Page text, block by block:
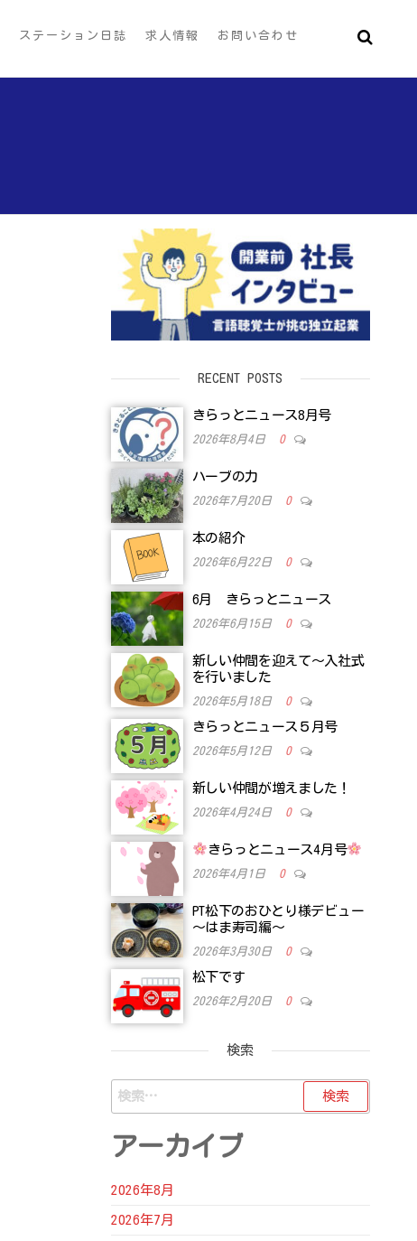
ステーション日誌 求人情報 お問い合わせ
RECENT POSTS
きらっとニュース8月号
2026年8月4日 0
ハーブの力
2026年7月20日 0
本の紹介
2026年6月22日 0
6月 きらっとニュース
2026年6月15日 0
新しい仲間を迎えて～入社式
を行いました
2026年5月18日 0
きらっとニュース５月号
2026年5月12日 0
新しい仲間が増えました！
2026年4月24日 0
きらっとニュース4月号
2026年4月1日 0
PT松下のおひとり様デビュー
～はま寿司編～
2026年3月30日 0
松下です
2026年2月20日 0
検索
検
索:
アーカイブ
2026年8月
2026年7月